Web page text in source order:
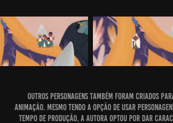
Outros personagens também foram criados
animação. Mesmo tendo a opção de usar
tempo de produção, a autora optou por dar